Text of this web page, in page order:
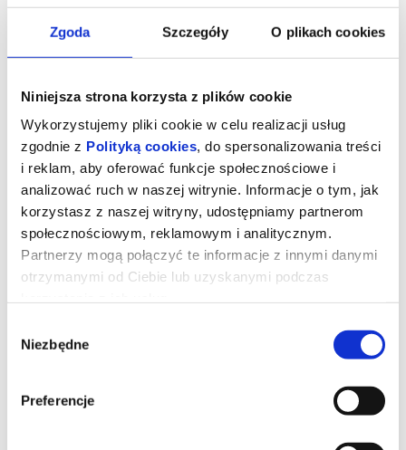
Zgoda Szczegóły O plikach cookies
Niniejsza strona korzysta z plików cookie
Wykorzystujemy pliki cookie w celu realizacji usług
zgodnie z Polityką cookies, do spersonalizowania treści
i reklam, aby oferować funkcje społecznościowe i
analizować ruch w naszej witrynie. Informacje o tym, jak
korzystasz z naszej witryny, udostępniamy partnerom
społecznościowym, reklamowym i analitycznym.
Partnerzy mogą połączyć te informacje z innymi danymi
otrzymanymi od Ciebie lub uzyskanymi podczas
zgody
Niezbędne
Preferencje
Dzień objawienia
Prezenterka pogody wywołuje panikę i uruchamia falę spekulacji
po tym, jak w czasie transmisji na żywo nagle zaczyna mówić w
tajemniczym obcym języku. Zaczynają się spekulacje o kontakcie
Danielorientuje się, że prawdopodobnie jest jedyną osobą, która